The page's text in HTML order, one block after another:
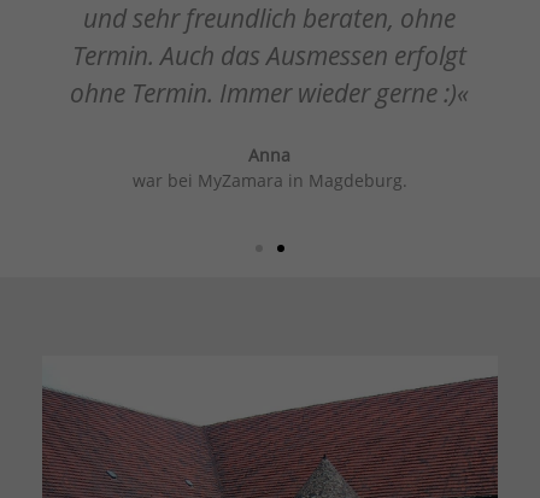
und sehr freundlich beraten, ohne
Termin. Auch das Ausmessen erfolgt
ohne Termin. Immer wieder gerne :)«
Anna
war bei MyZamara in Magdeburg.